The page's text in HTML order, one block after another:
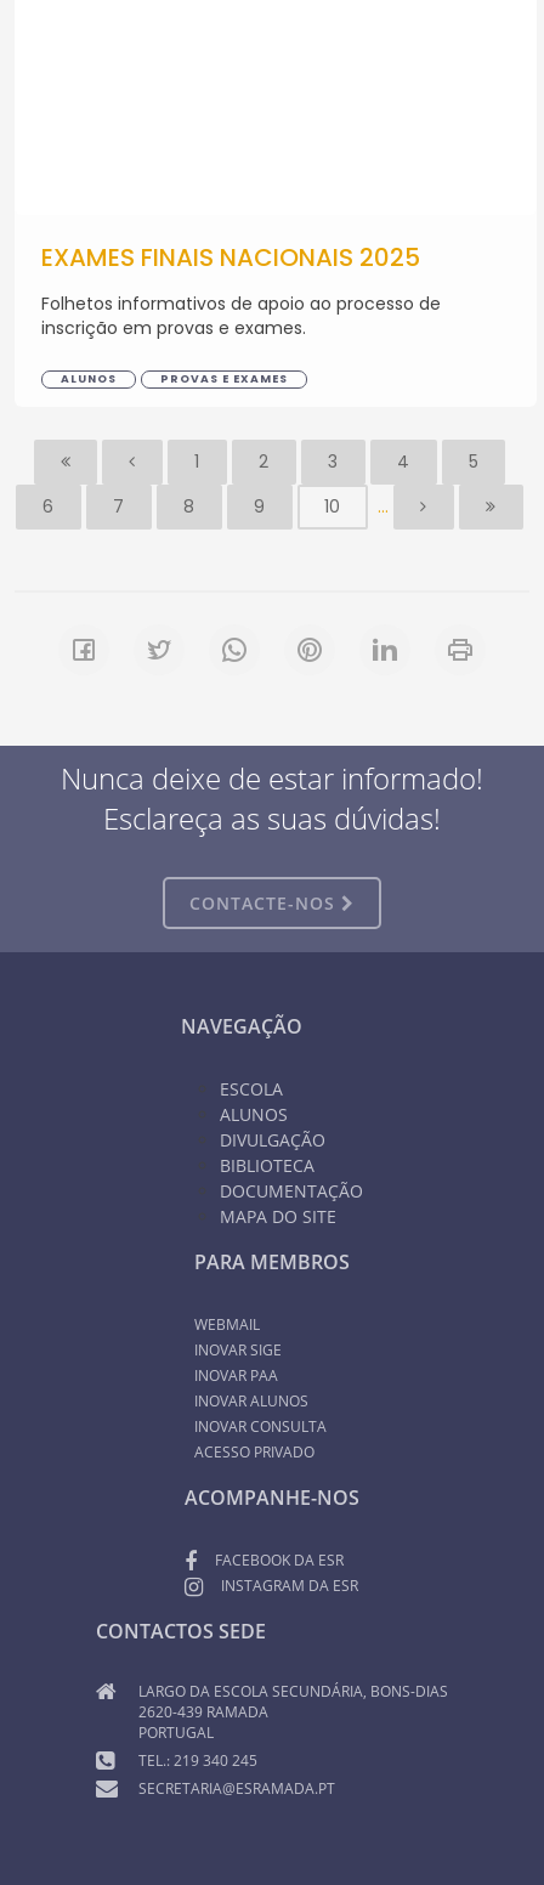
EXAMES FINAIS NACIONAIS 2025
Folhetos informativos de apoio ao processo de
inscrição em provas e exames.
ALUNOS PROVAS E EXAMES
1 2 3 4
5
6
7 8 9 10 ...
Nunca deixe de estar informado!
Esclareça as suas dúvidas!
CONTACTE-NOS
NAVEGAÇÃO
ESCOLA
ALUNOS
DIVULGAÇÃO
BIBLIOTECA
DOCUMENTAÇÃO
MAPA DO SITE
PARA MEMBROS
WEBMAIL
INOVAR SIGE
INOVAR PAA
INOVAR ALUNOS
INOVAR CONSULTA
ACESSO PRIVADO
ACOMPANHE-NOS
FACEBOOK DA ESR
INSTAGRAM DA ESR
CONTACTOS SEDE
LARGO DA ESCOLA SECUNDÁRIA, BONS-DIAS
2620-439 RAMADA
PORTUGAL
TEL.: 219 340 245
SECRETARIA@ESRAMADA.PT